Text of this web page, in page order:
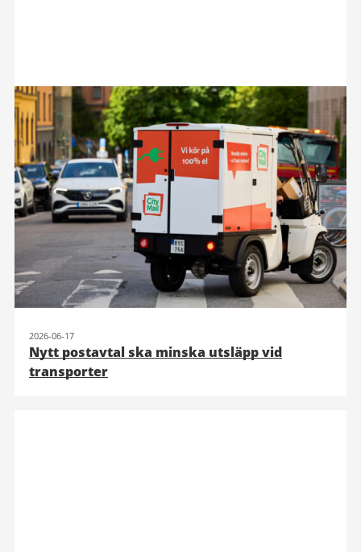
2026-06-17
Nytt postavtal ska minska utsläpp vid
transporter